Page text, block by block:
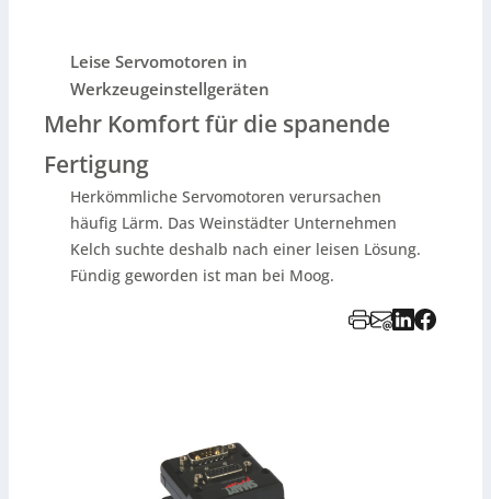
Leise Servomotoren in
Werkzeugeinstellgeräten
Mehr Komfort für die spanende
Fertigung
Herkömmliche Servomotoren verursachen
häufig Lärm. Das Weinstädter Unternehmen
Kelch suchte deshalb nach einer leisen Lösung.
Fündig geworden ist man bei Moog.